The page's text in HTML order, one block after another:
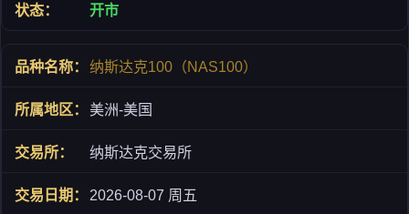
开市
纳斯达克100（NAS100）
美洲-美国
纳斯达克交易所
2026-08-07 周五